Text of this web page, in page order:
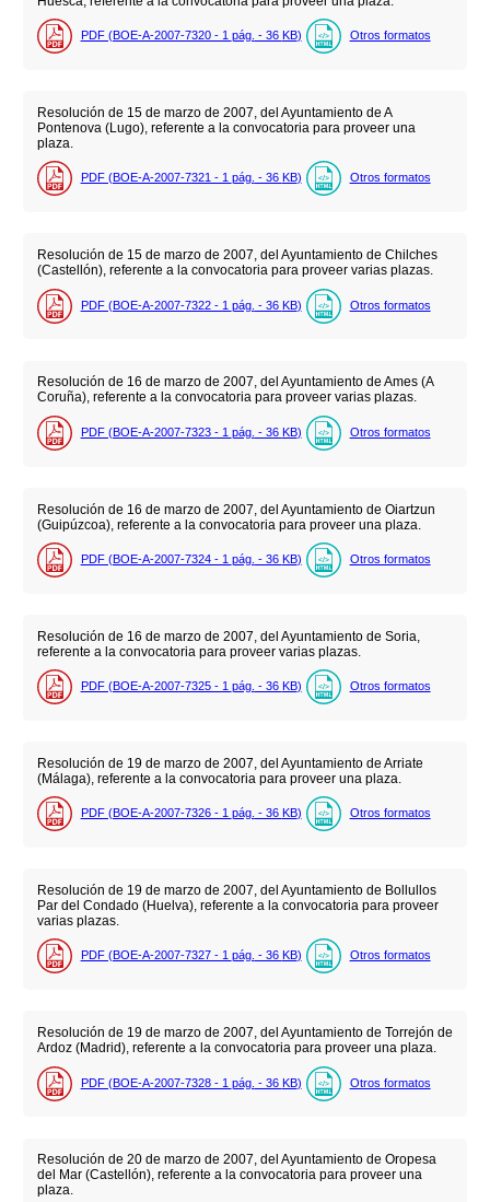
PDF (BOE-A-2007-7320 - 1 pág. - 36 KB) Otros formatos
Resolución de 15 de marzo de 2007, del Ayuntamiento de A
Pontenova (Lugo), referente a la convocatoria para proveer una
plaza.
PDF (BOE-A-2007-7321 - 1 pág. - 36 KB) Otros formatos
Resolución de 15 de marzo de 2007, del Ayuntamiento de Chilches
(Castellón), referente a la convocatoria para proveer varias plazas.
PDF (BOE-A-2007-7322 - 1 pág. - 36 KB) Otros formatos
Resolución de 16 de marzo de 2007, del Ayuntamiento de Ames (A
Coruña), referente a la convocatoria para proveer varias plazas.
PDF (BOE-A-2007-7323 - 1 pág. - 36 KB) Otros formatos
Resolución de 16 de marzo de 2007, del Ayuntamiento de Oiartzun
(Guipúzcoa), referente a la convocatoria para proveer una plaza.
PDF (BOE-A-2007-7324 - 1 pág. - 36 KB) Otros formatos
Resolución de 16 de marzo de 2007, del Ayuntamiento de Soria,
referente a la convocatoria para proveer varias plazas.
PDF (BOE-A-2007-7325 - 1 pág. - 36 KB) Otros formatos
Resolución de 19 de marzo de 2007, del Ayuntamiento de Arriate
(Málaga), referente a la convocatoria para proveer una plaza.
PDF (BOE-A-2007-7326 - 1 pág. - 36 KB) Otros formatos
Resolución de 19 de marzo de 2007, del Ayuntamiento de Bollullos
Par del Condado (Huelva), referente a la convocatoria para proveer
varias plazas.
PDF (BOE-A-2007-7327 - 1 pág. - 36 KB) Otros formatos
Resolución de 19 de marzo de 2007, del Ayuntamiento de Torrejón de
Ardoz (Madrid), referente a la convocatoria para proveer una plaza.
PDF (BOE-A-2007-7328 - 1 pág. - 36 KB) Otros formatos
Resolución de 20 de marzo de 2007, del Ayuntamiento de Oropesa
del Mar (Castellón), referente a la convocatoria para proveer una
plaza.